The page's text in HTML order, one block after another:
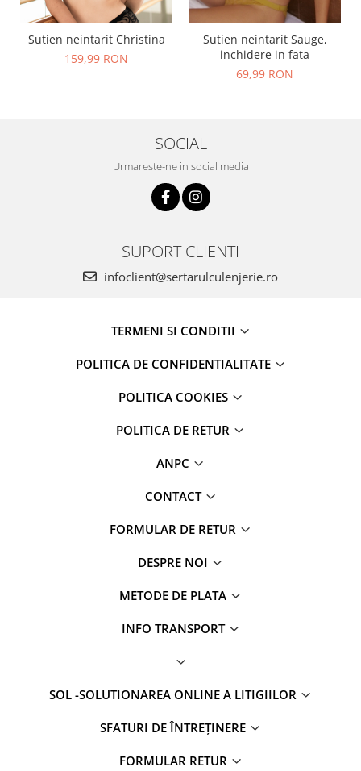
Sutien neintarit Christina
159,99 RON
Sutien neintarit Sauge,
inchidere in fata
69,99 RON
SOCIAL
Urmareste-ne in social media
SUPORT CLIENTI
infoclient@sertarulculenjerie.ro
TERMENI SI CONDITII
POLITICA DE CONFIDENTIALITATE
POLITICA COOKIES
POLITICA DE RETUR
ANPC
CONTACT
FORMULAR DE RETUR
DESPRE NOI
METODE DE PLATA
INFO TRANSPORT
SOL -SOLUTIONAREA ONLINE A LITIGIILOR
SFATURI DE ÎNTREȚINERE
FORMULAR RETUR